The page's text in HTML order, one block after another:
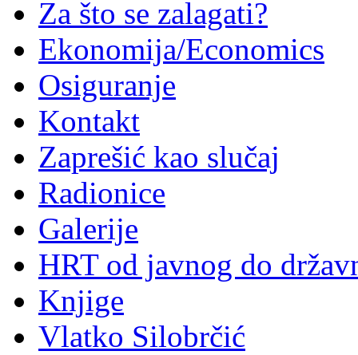
Za što se zalagati?
Ekonomija/Economics
Osiguranje
Kontakt
Zaprešić kao slučaj
Radionice
Galerije
HRT od javnog do
Knjige
Vlatko Silobrčić